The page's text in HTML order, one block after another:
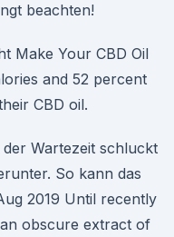
beachten!
Make Your CBD Oil
and 52 percent
CBD oil.
Wartezeit schluckt
So kann das
2019 Until recently
obscure extract of